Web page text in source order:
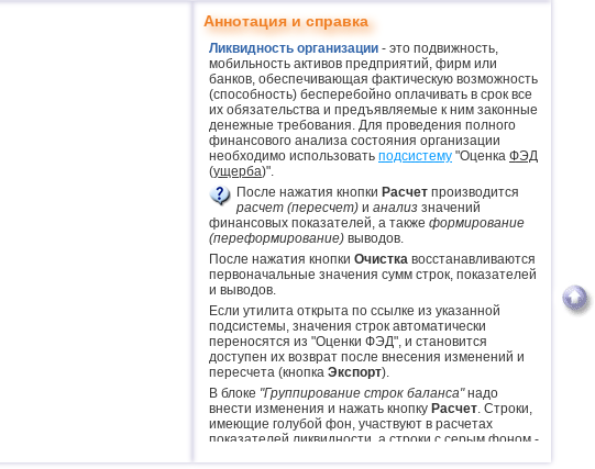
Аннотация и справка
Ликвидность организации - это подвижность,
мобильность активов предприятий, фирм или
банков, обеспечивающая фактическую возможность
(способность) бесперебойно оплачивать в срок все
их обязательства и предъявляемые к ним законные
денежные требования. Для проведения полного
финансового анализа состояния организации
необходимо использовать подсистему "Оценка ФЭД
(ущерба)".
После нажатия кнопки Расчет производится
расчет (пересчет) и анализ значений
финансовых показателей, а также формирование
(переформирование) выводов.
После нажатия кнопки Очистка восстанавливаются
первоначальные значения сумм строк, показателей
и выводов.
Если утилита открыта по ссылке из указанной
подсистемы, значения строк автоматически
переносятся из "Оценки ФЭД", и становится
доступен их возврат после внесения изменений и
пересчета (кнопка Экспорт).
В блоке "Группирование строк баланса"надо
внести изменения и нажать кнопку Расчет. Строки,
имеющие голубой фон, участвуют в расчетах
показателей ликвидности, а строки с серым фоном -